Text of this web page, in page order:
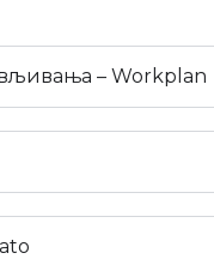
– Workplan